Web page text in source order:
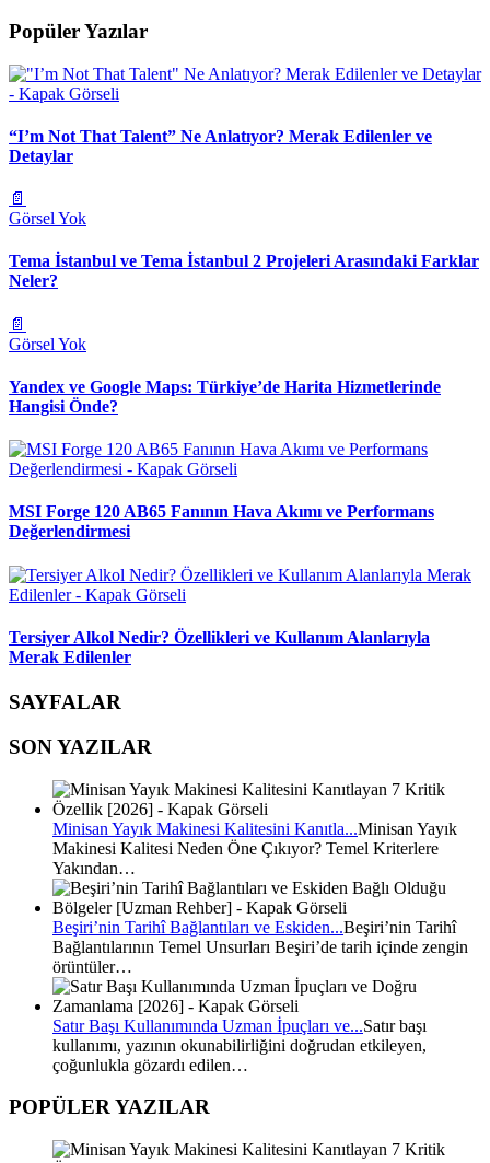
Popüler Yazılar
“I’m Not That Talent” Ne Anlatıyor? Merak Edilenler ve
Detaylar
📄
Görsel Yok
Tema İstanbul ve Tema İstanbul 2 Projeleri Arasındaki Farklar
Neler?
📄
Görsel Yok
Yandex ve Google Maps: Türkiye’de Harita Hizmetlerinde
Hangisi Önde?
MSI Forge 120 AB65 Fanının Hava Akımı ve Performans
Değerlendirmesi
Tersiyer Alkol Nedir? Özellikleri ve Kullanım Alanlarıyla
Merak Edilenler
SAYFALAR
SON YAZILAR
Minisan Yayık Makinesi Kalitesini Kanıtla...Minisan Yayık
Makinesi Kalitesi Neden Öne Çıkıyor? Temel Kriterlere
Yakından…
Beşiri’nin Tarihî Bağlantıları ve Eskiden...Beşiri’nin Tarihî
Bağlantılarının Temel Unsurları Beşiri’de tarih içinde zengin
örüntüler…
Satır Başı Kullanımında Uzman İpuçları ve...Satır başı
kullanımı, yazının okunabilirliğini doğrudan etkileyen,
çoğunlukla gözardı edilen…
POPÜLER YAZILAR